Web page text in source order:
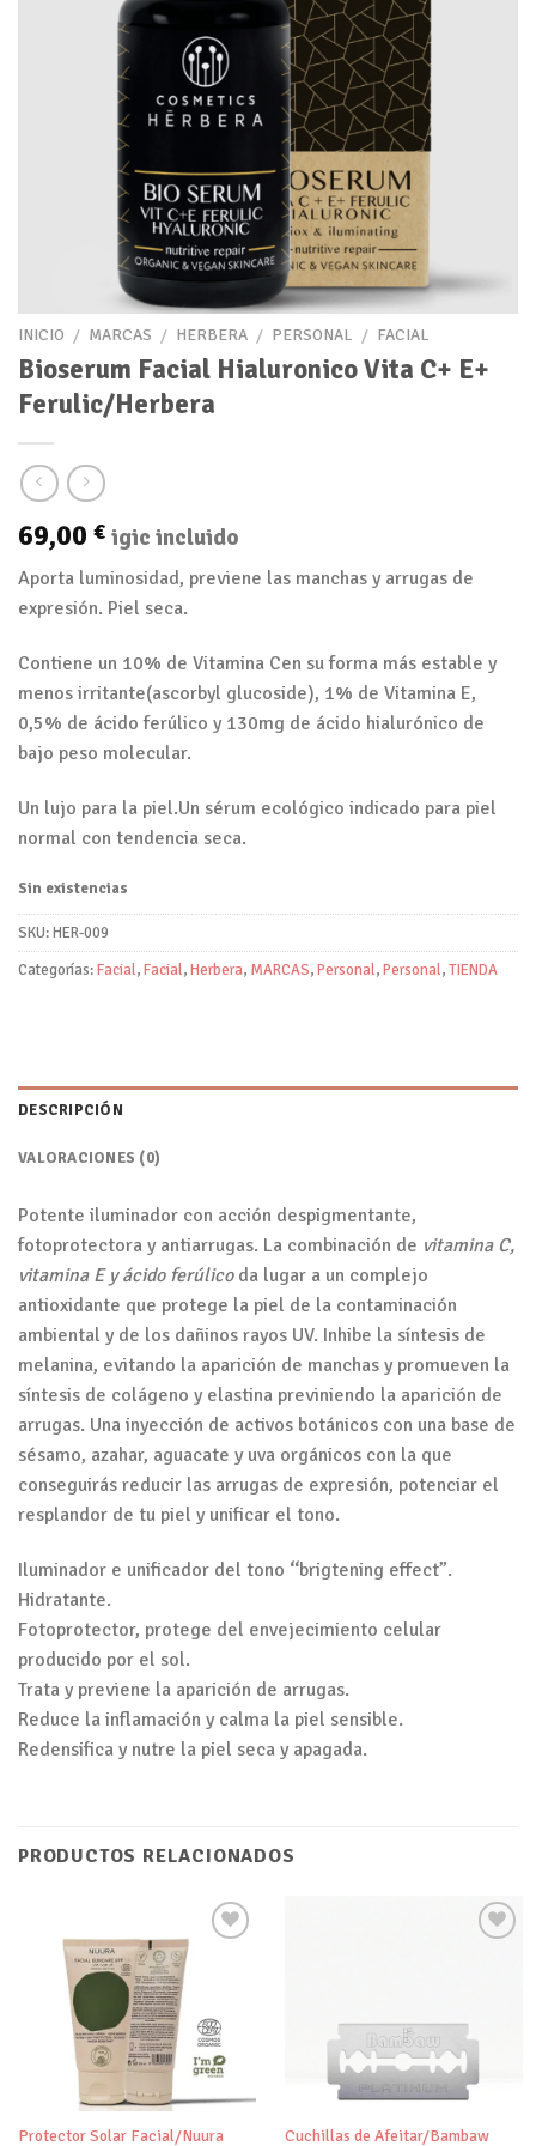
INICIO / MARCAS / HERBERA / PERSONAL / FACIAL
Bioserum Facial Hialuronico Vita C+ E+
Ferulic/Herbera
69,00 € igic incluido
Aporta luminosidad, previene las manchas y arrugas de
expresión. Piel seca.
Contiene un 10% de Vitamina Cen su forma más estable y
menos irritante(ascorbyl glucoside), 1% de Vitamina E,
0,5% de ácido ferúlico y 130mg de ácido hialurónico de
bajo peso molecular.
Un lujo para la piel.Un sérum ecológico indicado para piel
normal con tendencia seca.
Sin existencias
SKU:HER-009
Categorías:Facial,Facial,Herbera, MARCAS,Personal,Personal,TIENDA
DESCRIPCIÓN
VALORACIONES (0)
Potente iluminador con acción despigmentante,
fotoprotectora y antiarrugas. La combinación de vitamina C,
vitamina E y ácido ferúlicoda lugar a un complejo
antioxidante que protege la piel de la contaminación
ambiental y de los dañinos rayos UV. Inhibe la síntesis de
melanina, evitando la aparición de manchas y promueven la
síntesis de colágeno y elastina previniendo la aparición de
arrugas. Una inyección de activos botánicos con una base de
sésamo, azahar, aguacate y uva orgánicos con la que
conseguirás reducir las arrugas de expresión, potenciar el
resplandor de tu piel y unificar el tono.
Iluminador e unificador del tono “brigtening effect”.
Hidratante.
Fotoprotector, protege del envejecimiento celular
producido por el sol.
Trata y previene la aparición de arrugas.
Reduce la inflamación y calma la piel sensible.
Redensifica y nutre la piel seca y apagada.
PRODUCTOS RELACIONADOS
a tu
lista de
deseos
Protector Solar Facial/Nuura
lista de
Cuchillas de Afeitar/Bambaw